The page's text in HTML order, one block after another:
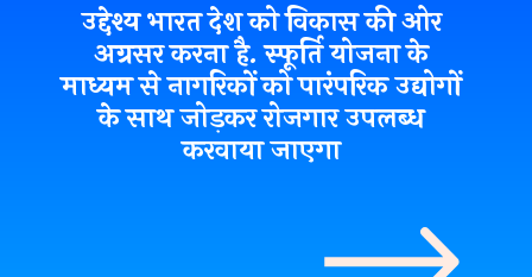
उद्देश्य भारत देश को विकास की ओर
अग्रसर करना है. स्फूर्ति योजना के
माध्यम से नागरिकों को पारंपरिक उद्योगों
के साथ जोड़कर रोजगार उपलब्ध
करवाया जाएगा